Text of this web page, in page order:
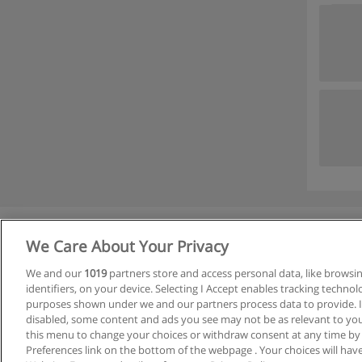
We Care About Your Privacy
We and our 1019partners store and access personal data, like
identifiers, on your device. Selecting I Accept enables tracking
purposes shown under we and our partners process data to provide.
disabled, some content and ads you see may not be as relevant to
this menu to change your choices or withdraw consent at any time
Preferences link on the bottom of the webpage . Your choices will